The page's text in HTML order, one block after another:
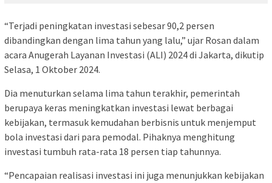
“Terjadi peningkatan investasi sebesar 90,2 persen
dibandingkan dengan lima tahun yang lalu,” ujar Rosan dalam
acara Anugerah Layanan Investasi (ALI) 2024 di Jakarta, dikutip
Selasa, 1 Oktober 2024.
Dia menuturkan selama lima tahun terakhir, pemerintah
berupaya keras meningkatkan investasi lewat berbagai
kebijakan, termasuk kemudahan berbisnis untuk menjemput
bola investasi dari para pemodal. Pihaknya menghitung
investasi tumbuh rata-rata 18 persen tiap tahunnya.
“Pencapaian realisasi investasi ini juga menunjukkan kebijakan